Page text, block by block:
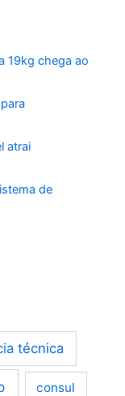
19kg chega ao
atrai
de
técnica
consul